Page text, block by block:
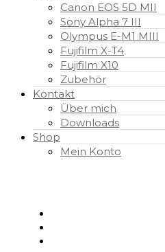
Canon EOS 5D MII
Sony Alpha 7 III
Olympus E-M1 MIII
Fujifilm X-T4
Fujifilm X10
Zubehör
Kontakt
Über mich
Downloads
Shop
Mein Konto